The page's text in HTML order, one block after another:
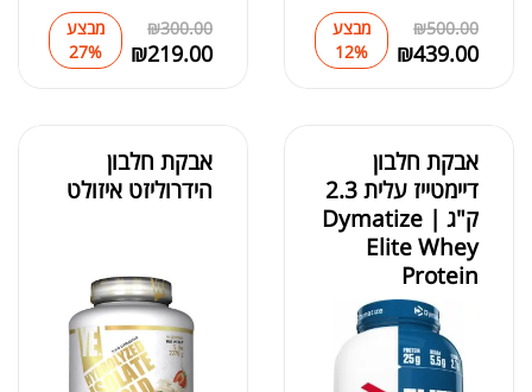
₪500.00
₪439.00
מבצע
12%
₪300.00
₪219.00
מבצע
27%
אבקת חלבון
דיימטייז עלית 2.3
ק"ג | Dymatize
Elite Whey
Protein
אבקת חלבון
הידרוליזט איזולט